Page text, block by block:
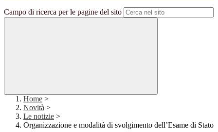
Campo di ricerca per le pagine del sito
Home >
Novità >
Le notizie >
Organizzazione e modalità di svolgimento dell’Esame di Stato